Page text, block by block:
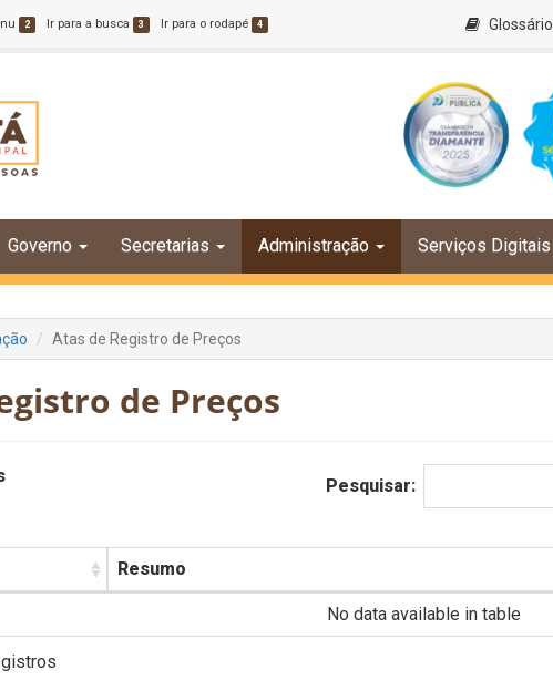
2 Ir para a busca 3 Ir para o rodapé 4 Glossário
Governo Secretarias Administração Serviços Digitais
Atas de Registro de Preços
de Preços
Pesquisar:
Resumo
No data available in table